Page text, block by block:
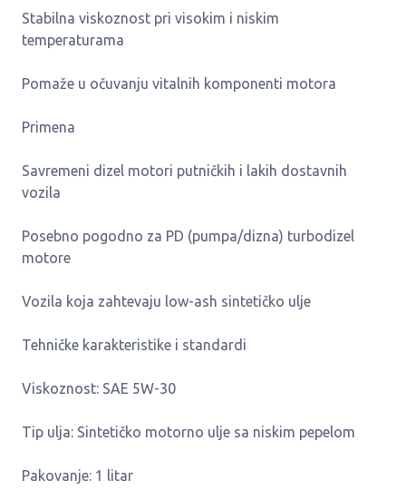
Stabilna viskoznost pri visokim i niskim
temperaturama
Pomaže u očuvanju vitalnih komponenti motora
Primena
Savremeni dizel motori putničkih i lakih dostavnih
vozila
Posebno pogodno za PD (pumpa/dizna) turbodizel
motore
Vozila koja zahtevaju low-ash sintetičko ulje
Tehničke karakteristike i standardi
Viskoznost: SAE 5W-30
Tip ulja: Sintetičko motorno ulje sa niskim pepelom
Pakovanje: 1 litar